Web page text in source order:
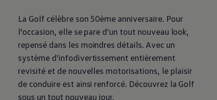
La Golf célèbre son 50ème anniversaire. Pour
l’occasion, elle se pare d'un tout nouveau look,
repensé dans les moindres détails. Avec un
système d'infodivertissement entièrement
revisité et de nouvelles motorisations, le plaisir
de conduire est ainsi renforcé. Découvrez la Golf
sous un tout nouveau jour.